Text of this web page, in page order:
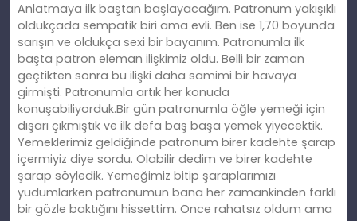
Anlatmaya ilk baştan başlayacağım. Patronum yakışıklı
oldukçada sempatik biri ama evli. Ben ise 1,70 boyunda
sarışın ve oldukça sexi bir bayanım. Patronumla ilk
başta patron eleman ilişkimiz oldu. Belli bir zaman
geçtikten sonra bu ilişki daha samimi bir havaya
girmişti. Patronumla artık her konuda
konuşabiliyorduk.Bir gün patronumla öğle yemeği için
dışarı çıkmıştık ve ilk defa baş başa yemek yiyecektik.
Yemeklerimiz geldiğinde patronum birer kadehte şarap
içermiyiz diye sordu. Olabilir dedim ve birer kadehte
şarap söyledik. Yemeğimiz bitip şaraplarımızı
yudumlarken patronumun bana her zamankinden farklı
bir gözle baktığını hissettim. Önce rahatsız oldum ama